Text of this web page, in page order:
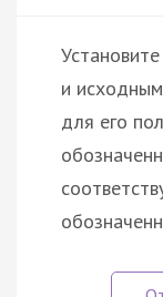
и
для его